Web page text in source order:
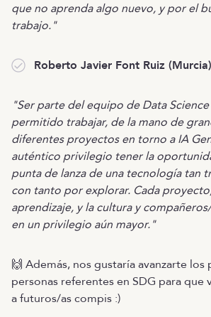
que no aprenda algo nuevo, y por el
trabajo."
Roberto Javier Font Ruiz (Murcia)
"Ser parte del equipo de Data
permitido trabajar, de la mano de
diferentes proyectos en torno a IA
auténtico privilegio tener la
punta de lanza de una tecnología tan
con tanto por explorar. Cada
aprendizaje, y la cultura y
en un privilegio aún mayor."
🙌 Además, nos gustaría avanzarte los
personas referentes en SDG para que
a futuros/as compis :)